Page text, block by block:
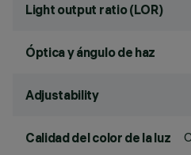
Light output ratio (LOR)
Óptica y ángulo de haz
Adjustability
Calidad del color de la luz